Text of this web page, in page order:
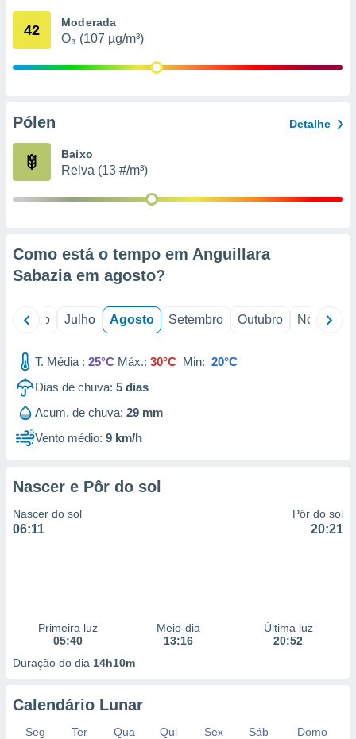
através
estudos
1199
42 Moderada
O₃ (107 µg/m³)
Pólen Detalhe
Baixo
Relva (13 #/m³)
Como está o tempo em Anguillara
Sabazia em agosto?
Junho Julho Agosto Setembro Outubro Novembro
T. Média : 25°C Máx.: 30°C Min: 20°C
Dias de chuva: 5 dias
Acum. de chuva: 29 mm
Vento médio: 9 km/h
Nascer e Pôr do sol
Nascer do sol
06:11
Pôr do sol
20:21
Primeira luz
05:40
Meio-dia
13:16
Última luz
20:52
Duração do dia 14h10m
Calendário Lunar
Seg Ter Qua Qui Sex Sáb
Domo